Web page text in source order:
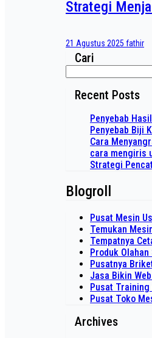
Strategi
21 Agustus 2025 fathir
Cari
Recent Posts
Penyebab
Penyebab Biji
Cara
cara mengiris
Strategi
Blogroll
Pusat Mesin
Temukan
Tempatnya
Produk
Pusatnya
Jasa Bikin
Pusat
Pusat Toko
Archives